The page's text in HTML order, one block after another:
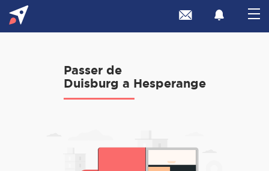
Passer de
Duisburg a Hesperange